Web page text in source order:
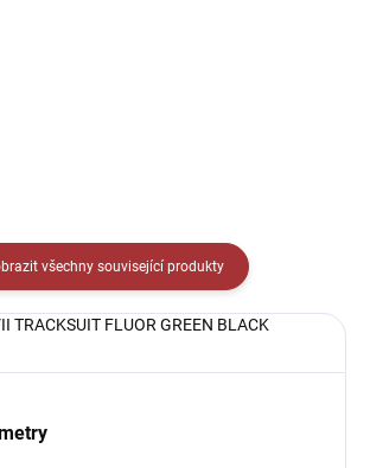
všechny související produkty
TRACKSUIT FLUOR GREEN BLACK